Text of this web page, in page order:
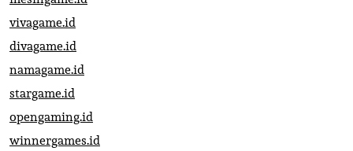
vivagame.id
divagame.id
namagame.id
stargame.id
opengaming.id
winnergames.id